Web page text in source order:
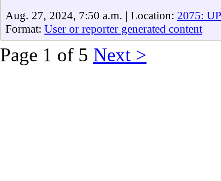
Aug. 27, 2024, 7:50 a.m. | Location: 2075: UP
Format: User or reporter generated content
Page 1 of 5 Next >